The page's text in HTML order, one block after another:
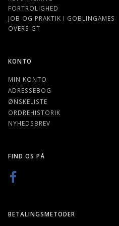
FORTROLIGHED
JOB OG PRAKTIK I GOBLINGAMES
OVERSIGT
KONTO
MIN KONTO
ADRESSEBOG
ØNSKELISTE
ORDREHISTORIK
NYHEDSBREV
FIND OS PÅ
BETALINGSMETODER